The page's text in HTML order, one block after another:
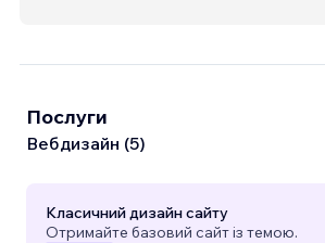
Послуги
Вебдизайн (5)
Класичний дизайн сайту
Отримайте базовий сайт із темою.